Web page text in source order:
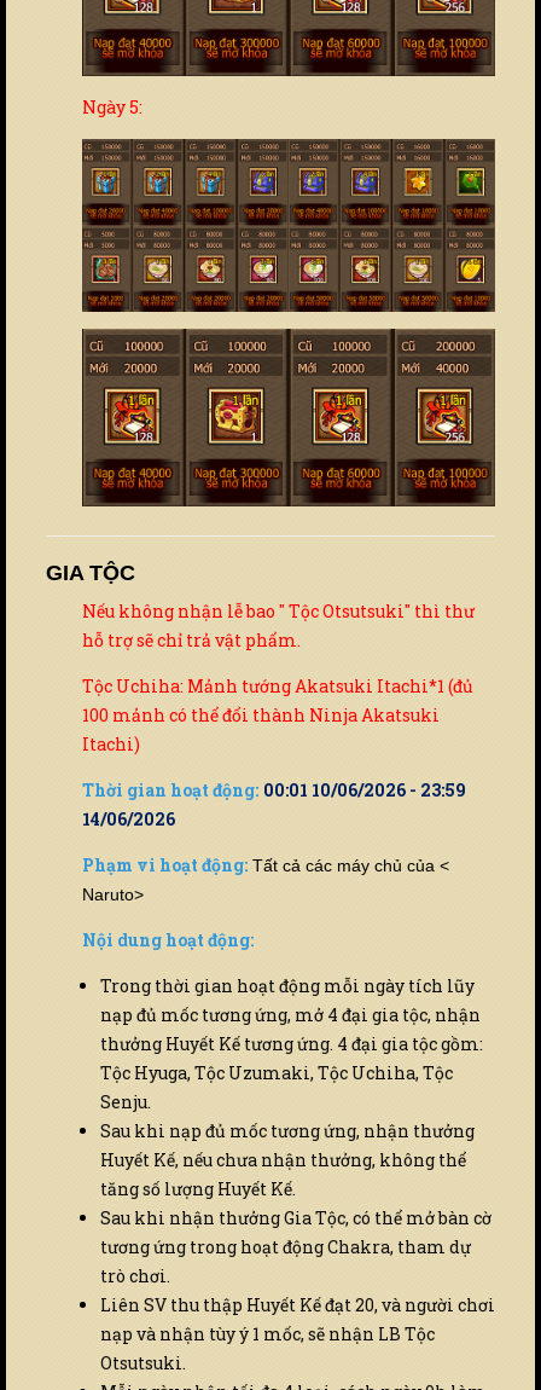
Ngày 5:
GIA TỘC
Nếu không nhận lễ bao " Tộc Otsutsuki" thì thư
hỗ trợ sẽ chỉ trả vật phẩm.
Tộc Uchiha: Mảnh tướng Akatsuki Itachi*1 (đủ
100 mảnh có thể đổi thành Ninja Akatsuki
Itachi)
Thời gian hoạt động: 00:01 10/06/2026 - 23:59
14/06/2026
Phạm vi hoạt động: Tất cả các máy chủ của <
Naruto>
Nội dung hoạt động:
Trong thời gian hoạt động mỗi ngày tích lũy
nạp đủ mốc tương ứng, mở 4 đại gia tộc, nhận
thưởng Huyết Kế tương ứng. 4 đại gia tộc gồm:
Tộc Hyuga, Tộc Uzumaki, Tộc Uchiha, Tộc
Senju.
Sau khi nạp đủ mốc tương ứng, nhận thưởng
Huyết Kế, nếu chưa nhận thưởng, không thể
tăng số lượng Huyết Kế.
Sau khi nhận thưởng Gia Tộc, có thể mở bàn cờ
tương ứng trong hoạt động Chakra, tham dự
trò chơi.
Liên SV thu thập Huyết Kế đạt 20, và người chơi
nạp và nhận tùy ý 1 mốc, sẽ nhận LB Tộc
Otsutsuki.